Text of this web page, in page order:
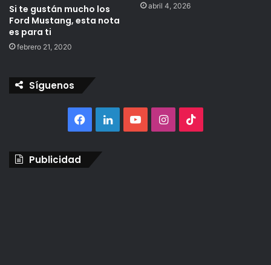
Si te gustán mucho los
Ford Mustang, esta nota
es para ti
febrero 21, 2020
abril 4, 2026
Síguenos
Facebook
LinkedInYouTubeInstagram
Publicidad